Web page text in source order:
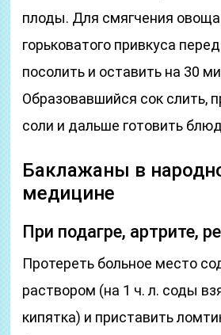
плоды. Для смягчения
горьковатого привкуса
посолить и оставить на 30
Образовавшийся сок слить,
соли и дальше готовить
Баклажаны в
медицине
При подагре, артрите,
Протереть больное место
раствором (на 1 ч. л. соды
кипятка) и приставить